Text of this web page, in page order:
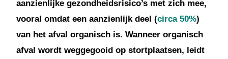
aanzienlijke gezondheidsrisico’s met zich mee,
vooral omdat een aanzienlijk deel (circa 50%)
van het afval organisch is. Wanneer organisch
afval wordt weggegooid op stortplaatsen, leidt